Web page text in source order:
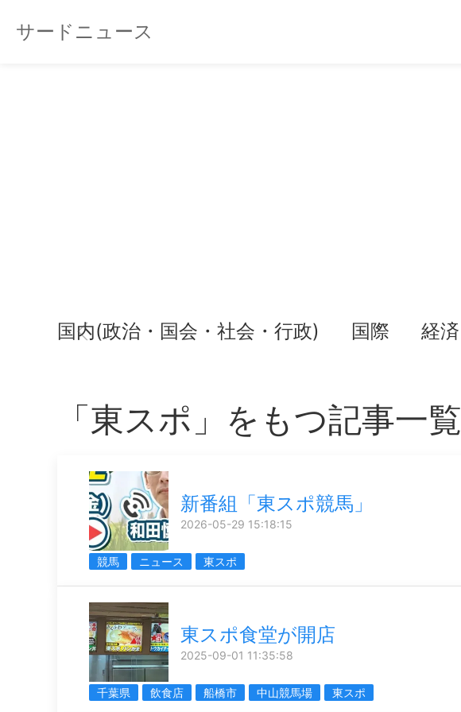
サードニュース
国内(政治・国会・社会・行政) 国際 経済
「東スポ」をもつ記事一覧
新番組「東スポ競馬」
2026-05-29 15:18:15
競馬 ニュース 東スポ
東スポ食堂が開店
2025-09-01 11:35:58
千葉県 飲食店 船橋市 中山競馬場 東スポ